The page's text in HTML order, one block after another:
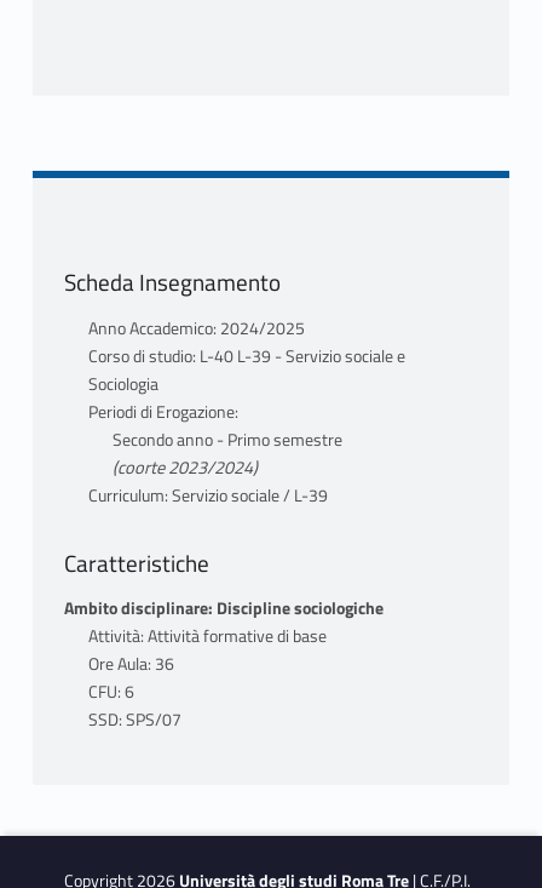
Scheda Insegnamento
Anno Accademico: 2024/2025
Corso di studio: L-40 L-39 - Servizio sociale e
Sociologia
Periodi di Erogazione:
Secondo anno - Primo semestre
(coorte 2023/2024)
Curriculum: Servizio sociale / L-39
Caratteristiche
Ambito disciplinare: Discipline sociologiche
Attività: Attività formative di base
Ore Aula: 36
CFU: 6
SSD: SPS/07
Copyright 2026Università degli studi Roma Tre| C.F./P.I.